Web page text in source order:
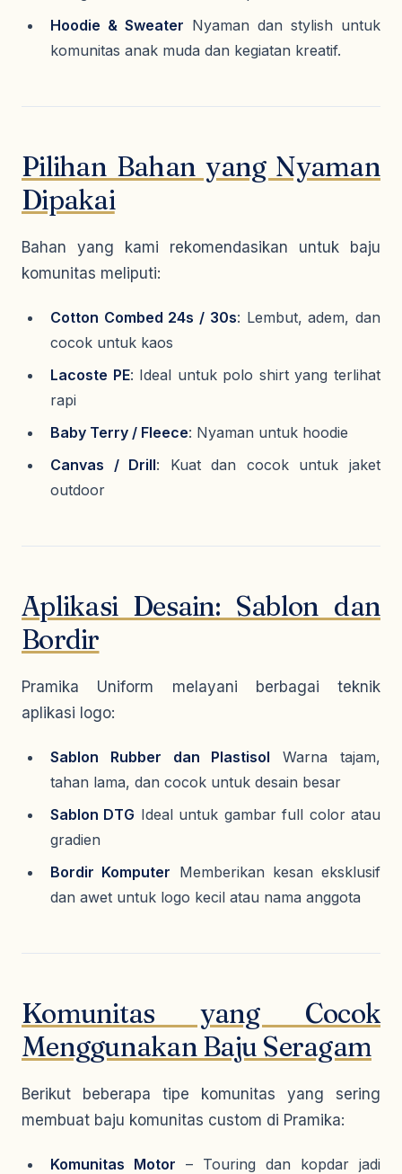
Hoodie & Sweater Nyaman dan stylish untuk
komunitas anak muda dan kegiatan kreatif.
Pilihan Bahan yang Nyaman
Dipakai
Bahan yang kami rekomendasikan untuk baju
komunitas meliputi:
Cotton Combed 24s / 30s: Lembut, adem, dan
cocok untuk kaos
Lacoste PE: Ideal untuk polo shirt yang terlihat
rapi
Baby Terry / Fleece: Nyaman untuk hoodie
Canvas / Drill: Kuat dan cocok untuk jaket
outdoor
Aplikasi Desain: Sablon dan
Bordir
Pramika Uniform melayani berbagai teknik
aplikasi logo:
Sablon Rubber dan Plastisol Warna tajam,
tahan lama, dan cocok untuk desain besar
Sablon DTG Ideal untuk gambar full color atau
gradien
Bordir Komputer Memberikan kesan eksklusif
dan awet untuk logo kecil atau nama anggota
Komunitas yang Cocok
Menggunakan Baju Seragam
Berikut beberapa tipe komunitas yang sering
membuat baju komunitas custom di Pramika:
Komunitas Motor – Touring dan kopdar jadi